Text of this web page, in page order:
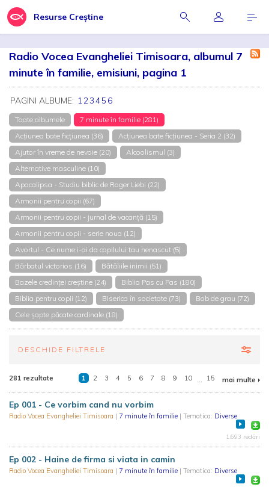
Resurse Creștine
Radio Vocea Evangheliei Timisoara, albumul 7
minute în familie, emisiuni, pagina 1
PAGINI ALBUME: 12345 6
Toate albumele
7 minute în familie (281)
Acțiunea bate ficțiunea (36)
Acțiunea bate ficțiunea - Seria 2 (32)
Ajutor în vreme de nevoie (20)
Alcoolismul (3)
Alternative masculine (10)
Apocalipsa - Studiu biblic de Roger Liebi (22)
Armonii pentru copii (67)
Armonii pentru copii - jurnal de vacanță (15)
Armonii pentru copii - serie noua (12)
Avortul - Ce nume i-ai da copilului tau nenascut (5)
Bărbatul victorios (16)
Bătăliile inimii (51)
Bazele credinței creștine (24)
Biblia Pas cu Pas (180)
Biblia pentru copii (12)
Biserica în societate (73)
Bob de grau (72)
Cele șapte păcate cardinale (18)
DESCHIDE FILTRELE
281 rezultate 1 2 3 4 5 6 7 8 9 10 ... 15 mai multe
Ep 001 - Ce vorbim cand nu vorbim
Radio Vocea Evangheliei Timisoara | 7 minute în familie | Tematica: Diverse
1.693 redări
Ep 002 - Haine de firma si viata in camin
Radio Vocea Evangheliei Timisoara | 7 minute în familie | Tematica: Diverse